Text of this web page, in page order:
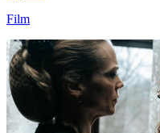
Film